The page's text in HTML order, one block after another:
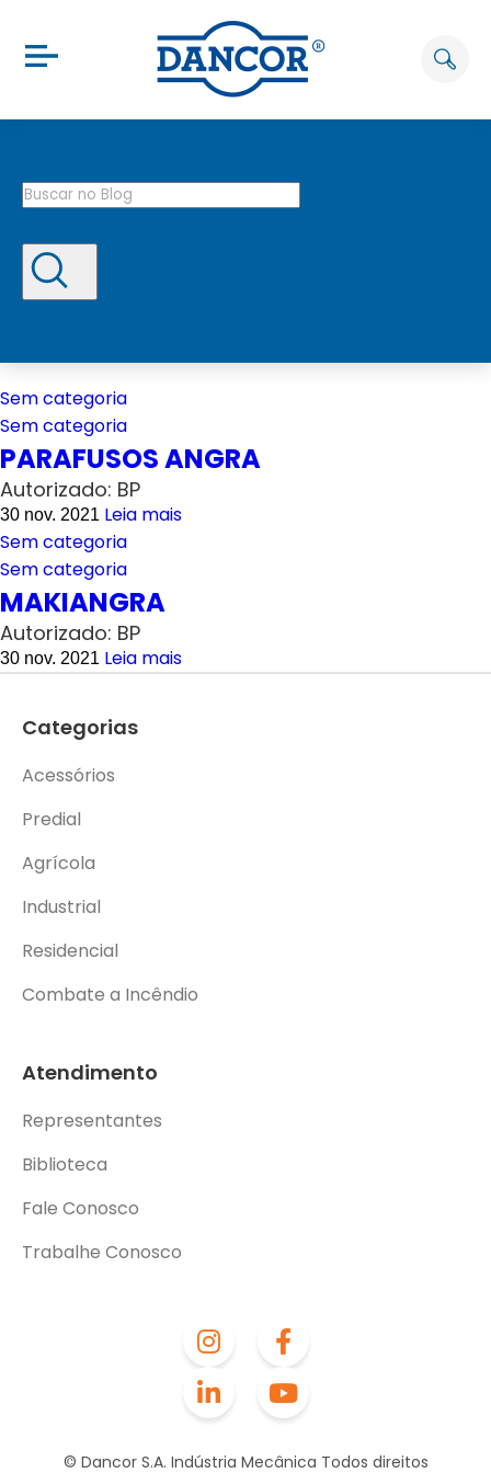
Sem categoria
Sem categoria
PARAFUSOS ANGRA
Autorizado: BP
30 nov. 2021 Leia mais
Sem categoria
Sem categoria
MAKIANGRA
Autorizado: BP
30 nov. 2021 Leia mais
© Dancor S.A. Indústria Mecânica Todos direitos
Categorias
Acessórios
Predial
Agrícola
Industrial
Residencial
Combate a Incêndio
Atendimento
Representantes
Biblioteca
Fale Conosco
Trabalhe Conosco